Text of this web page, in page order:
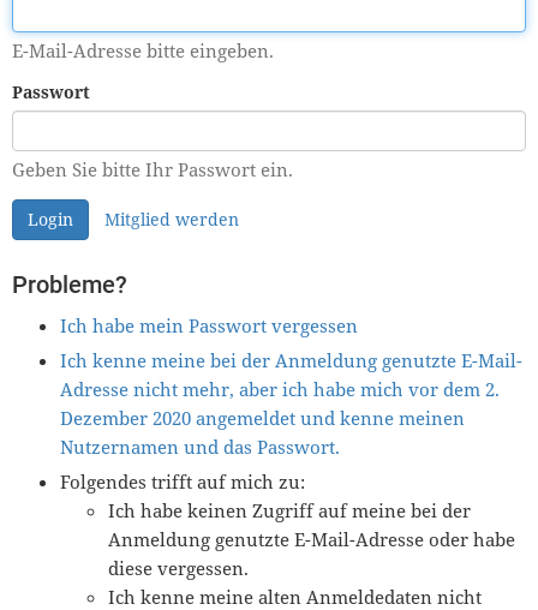
E-Mail-Adresse bitte eingeben.
Passwort
Geben Sie bitte Ihr Passwort ein.
Login Mitglied werden
Probleme?
Ich habe mein Passwort vergessen
Ich kenne meine bei der Anmeldung genutzte E-Mail-
Adresse nicht mehr, aber ich habe mich vor dem 2.
Dezember 2020 angemeldet und kenne meinen
Nutzernamen und das Passwort.
Folgendes trifft auf mich zu:
Ich habe keinen Zugriff auf meine bei der
Anmeldung genutzte E-Mail-Adresse oder habe
diese vergessen.
Ich kenne meine alten Anmeldedaten nicht